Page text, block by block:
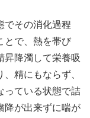
その消化過程
とで、熱を帯び
昇降濁して栄養吸
精にもならず、
っている状態で詰
降が出来ずに喘が